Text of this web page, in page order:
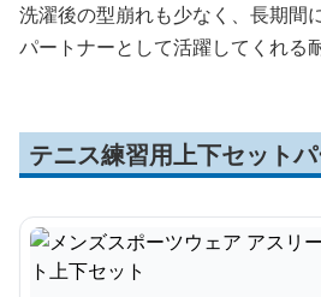
洗濯後の型崩れも少なく、長期間
パートナーとして活躍してくれる
テニス練習用上下セット